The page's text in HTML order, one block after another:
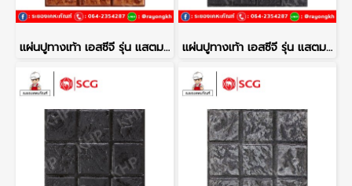
แผ่นปูทางเท้า เอสซีจี รุ่น แสตมป์เพฟ ลายโคโม่ สีส้ม แผ่นปูทางเท้า เอสซีจี รุ่น แสตมป์เพฟ ลายเนเปิ้ล สีดำ